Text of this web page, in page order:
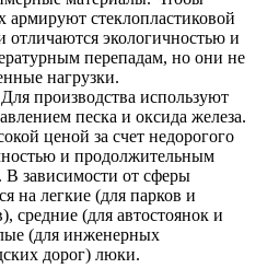
армируют стеклопластиковой
отличаются экологичностью и
перепадам, но они не
нагрузки.
производства используют
песка и оксида железа.
ценой за счет недорогого
и продолжительным
В зависимости от сферы
на легкие (для парков и
средние (для автостоянок и
(для инженерных
дорог) люки.